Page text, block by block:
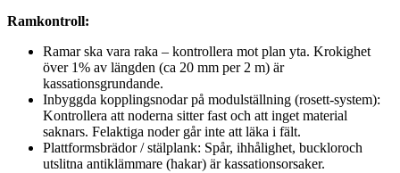
Ramkontroll:
Ramar ska vara raka – kontrollera mot plan yta. Krokighet
över 1% av längden (ca 20 mm per 2 m) är
kassationsgrundande.
Inbyggda kopplingsnodar på modulställning (rosett-system):
Kontrollera att noderna sitter fast och att inget material
saknars. Felaktiga noder går inte att läka i fält.
Plattformsbrädor / stälplank: Spår, ihhålighet, buckloroch
utslitna antiklämmare (hakar) är kassationsorsaker.